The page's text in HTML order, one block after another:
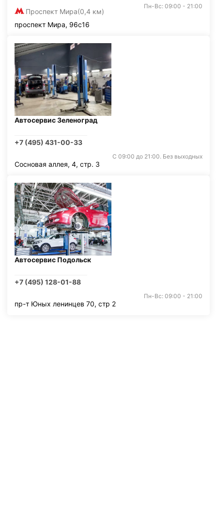
Проспект Мира(0,4 км)
Пн-Вс: 09:00 - 21:00
проспект Мира, 96с16
Автосервис Зеленоград
+7 (495) 431-00-33
С 09:00 до 21:00. Без выходных
Сосновая аллея, 4, стр. 3
Автосервис Подольск
+7 (495) 128-01-88
Пн-Вс: 09:00 - 21:00
пр-т Юных ленинцев 70, стр 2